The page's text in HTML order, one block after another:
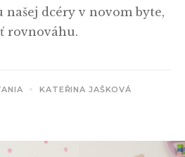
dcéry v novom byte,
rovnováhu.
KATEŘINA JAŠKOVÁ